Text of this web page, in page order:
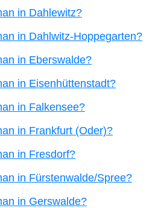
in Dahlewitz?
in Dahlwitz-Hoppegarten?
in Eberswalde?
in Eisenhüttenstadt?
in Falkensee?
in Frankfurt (Oder)?
in Fresdorf?
in Fürstenwalde/Spree?
in Gerswalde?